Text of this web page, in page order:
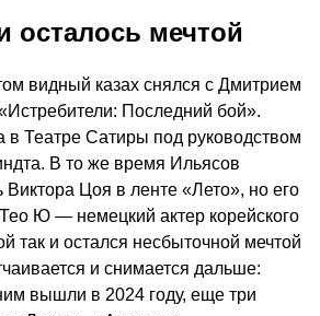
осталось мечтой
видный казах снялся с Дмитрием
Последний бой».
в Театре Сатиры под руководством
В то же время Ильясов
Виктора Цоя в ленте «Лето», но его
Ю — немецкий актер корейского
так и остался несбыточной мечтой
и снимается дальше:
вышли в 2024 году, еще три